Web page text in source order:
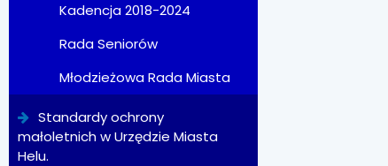
Kadencja 2018-2024
Rada Seniorów
Młodzieżowa Rada Miasta
Standardy ochrony
małoletnich w Urzędzie Miasta
Helu.